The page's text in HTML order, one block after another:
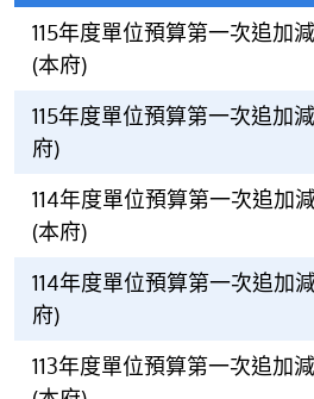
115年度單位預算第一次追加
(本府)
115年度單位預算第一次追加
府)
114年度單位預算第一次追加
(本府)
114年度單位預算第一次追加
府)
113年度單位預算第一次追加